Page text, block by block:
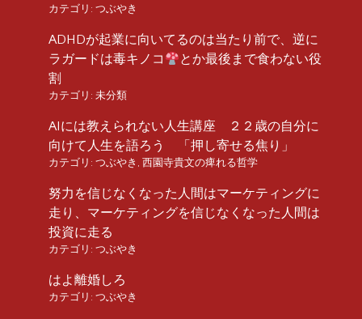
カテゴリ: つぶやき
ADHDが起業に向いてるのは当たり前で、逆に
ラガードは毒キノコ
とか最後まで食わない役
割
カテゴリ: 未分類
AIには教えられない人生講座 ２２歳の自分に
向けて人生を語ろう 「押し寄せる焦り」
カテゴリ: つぶやき , 西園寺貴文の痺れる哲学
努力を信じなくなった人間はマーケティングに
走り、マーケティングを信じなくなった人間は
投資に走る
カテゴリ: つぶやき
はよ離婚しろ
カテゴリ: つぶやき